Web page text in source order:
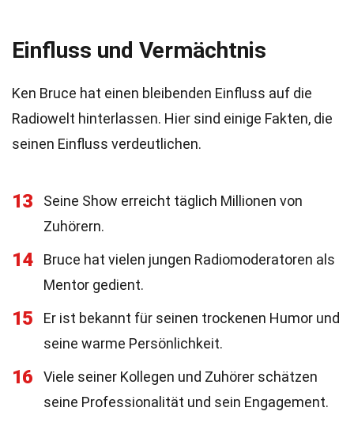
Einfluss und Vermächtnis
Ken Bruce hat einen bleibenden Einfluss auf die
Radiowelt hinterlassen. Hier sind einige Fakten, die
seinen Einfluss verdeutlichen.
13
Seine Show erreicht täglich Millionen von
Zuhörern.
14
Bruce hat vielen jungen Radiomoderatoren als
Mentor gedient.
15
Er ist bekannt für seinen trockenen Humor und
seine warme Persönlichkeit.
16
Viele seiner Kollegen und Zuhörer schätzen
seine Professionalität und sein Engagement.